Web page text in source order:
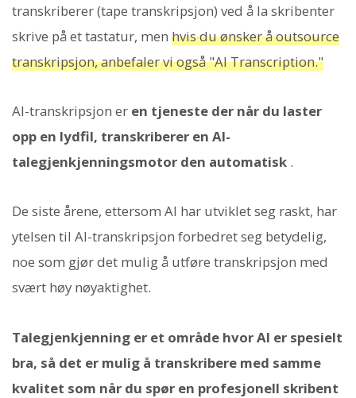
transkriberer (tape transkripsjon) ved å la skribenter
skrive på et tastatur, men hvis du ønsker å outsource
transkripsjon, anbefaler vi også "AI Transcription."
AI-transkripsjon er en tjeneste der når du laster
opp en lydfil, transkriberer en AI-
talegjenkjenningsmotor den automatisk .
De siste årene, ettersom AI har utviklet seg raskt, har
ytelsen til AI-transkripsjon forbedret seg betydelig,
noe som gjør det mulig å utføre transkripsjon med
svært høy nøyaktighet.
Talegjenkjenning er et område hvor AI er spesielt
bra, så det er mulig å transkribere med samme
kvalitet som når du spør en profesjonell skribent